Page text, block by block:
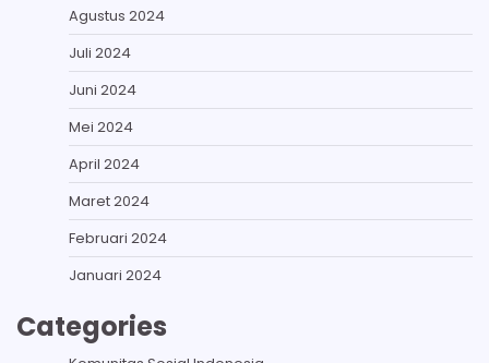
Agustus 2024
Juli 2024
Juni 2024
Mei 2024
April 2024
Maret 2024
Februari 2024
Januari 2024
Categories